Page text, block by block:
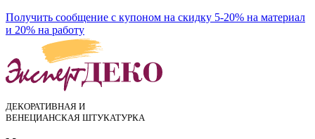
Получить сообщение с купоном на скидку 5-20% на материал
и 20% на работу
ДЕКОРАТИВНАЯ И
ВЕНЕЦИАНСКАЯ ШТУКАТУРКА